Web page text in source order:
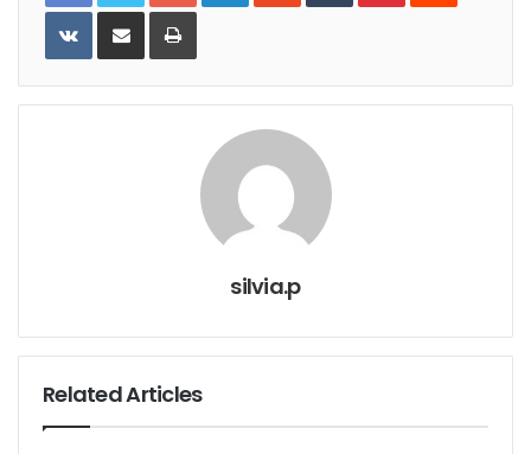
VKontakteShare
Email
Print
silvia.p
Related Articles